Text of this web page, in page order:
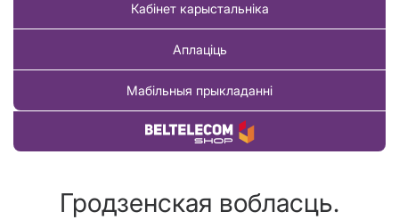
Кабінет карыстальніка
Аплаціць
Мабільныя прыкладанні
Купіць тавар
Гродзенская вобласць.